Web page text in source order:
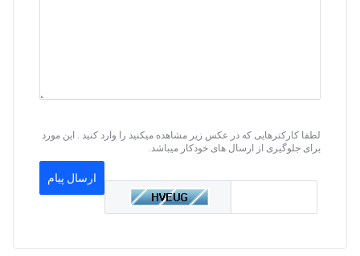
لطفا کارکترهایی که در عکس زیر مشاهده میکنید را وارد کنید . این مورد
برای جلوگیری از ارسال های خودکار میباشد.
ارسال پیام